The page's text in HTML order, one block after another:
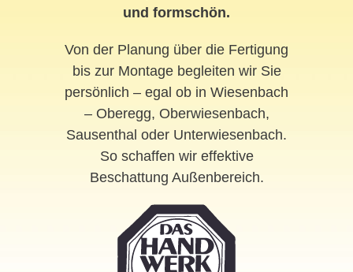
und formschön.
Von der Planung über die Fertigung
bis zur Montage begleiten wir Sie
persönlich – egal ob in Wiesenbach
– Oberegg, Oberwiesenbach,
Sausenthal oder Unterwiesenbach.
So schaffen wir effektive
Beschattung Außenbereich.